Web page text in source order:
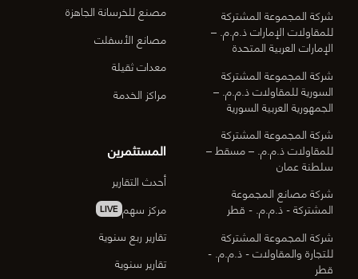
شركة المجموعة المشتركة
للمقاولات الإمارات ذ.م.م. –
الإمارات العربية المتحدة
شركة المجموعة المشتركة
السورية للمقاولات ذ.م.م. –
الجمهورية العربية السورية
شركة المجموعة المشتركة
للمقاولات ذ.م.م. – مسقط –
سلطنة عمان
شركة مصانع المجموعة
المشتركة - ذ.م.م. - قطر
شركة المجموعة المشتركة
للتجارة والمقاولات - ذ.م.م. -
قطر
مصنع للخرسانة الجاهزة
مصانع الأسفلت
معدات ثقيلة
مراكز الخدمة
المستثمرين
أحدث التقارير
مركز سهم LIVE
تقارير ربع سنوية
تقارير سنوية